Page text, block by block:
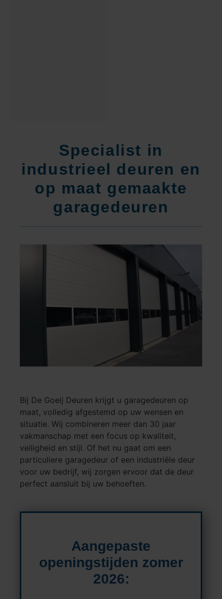
Specialist in
industrieel deuren en
op maat gemaakte
garagedeuren
Bij De Goeij Deuren krijgt u garagedeuren op
maat, volledig afgestemd op uw wensen en
situatie. Wij combineren meer dan 30 jaar
vakmanschap met een focus op kwaliteit,
veiligheid en stijl. Of het nu gaat om een
particuliere garagedeur of een industriële deur
voor uw bedrijf, wij zorgen ervoor dat de deur
perfect aansluit bij uw behoeften.
Aangepaste
openingstijden zomer
2026: